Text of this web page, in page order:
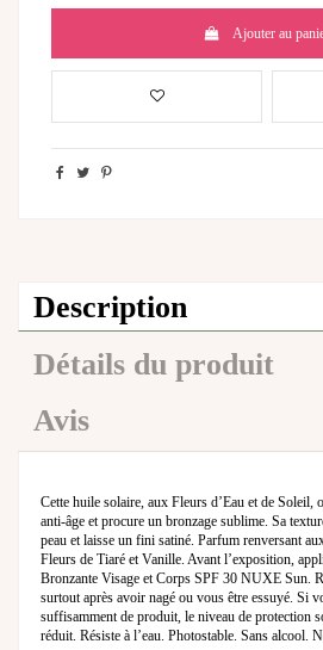
Ajouter au
Description
Détails du produit
Avis
Cette huile solaire, aux Fleurs d’Eau et de Soleil,
anti-âge et procure un bronzage sublime. Sa
peau et laisse un fini satiné. Parfum renversant
Fleurs de Tiaré et Vanille. Avant l’exposition,
Bronzante Visage et Corps SPF 30 NUXE Sun.
surtout après avoir nagé ou vous être essuyé. Si
suffisamment de produit, le niveau de protection
réduit. Résiste à l’eau. Photostable. Sans alcool.